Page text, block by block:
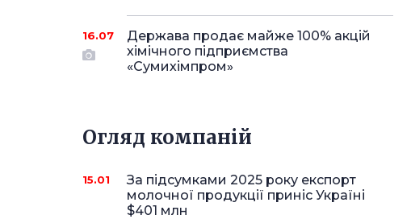
16.07
Держава продає майже 100% акцій
хімічного підприємства
«Сумихімпром»
Огляд компаній
15.01
За підсумками 2025 року експорт
молочної продукції приніс Україні
$401 млн